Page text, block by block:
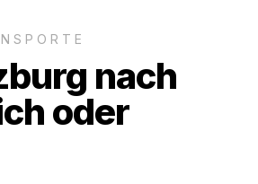
nach
oder